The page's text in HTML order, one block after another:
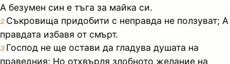
А безумен син е тъга за майка си.
2 Съкровища придобити с неправда не ползуват; А
правдата избавя от смърт.
3 Господ не ще остави да гладува душата на
праведния; Но отхвърля злобното желание на